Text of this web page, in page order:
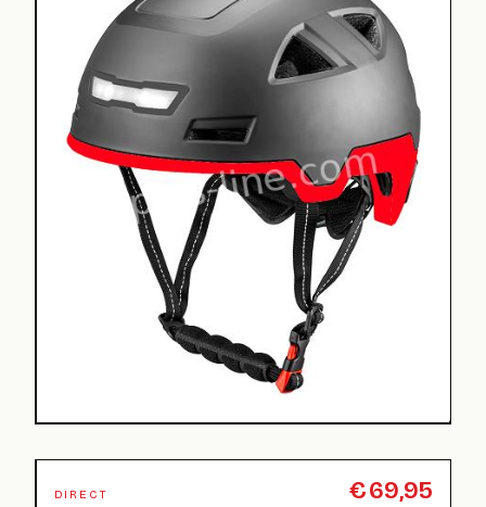
DIRECT €69,95